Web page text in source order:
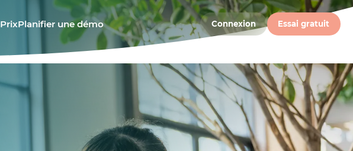
PrixPlanifier une démo Connexion Essai gratuit